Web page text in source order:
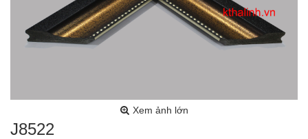
Xem ảnh lớn
J8522